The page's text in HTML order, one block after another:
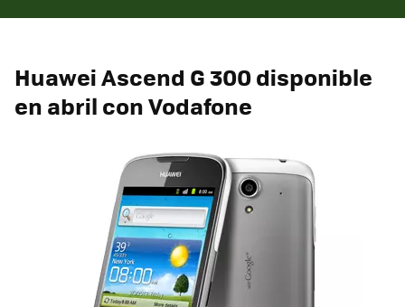
Huawei Ascend G 300 disponible
en abril con Vodafone